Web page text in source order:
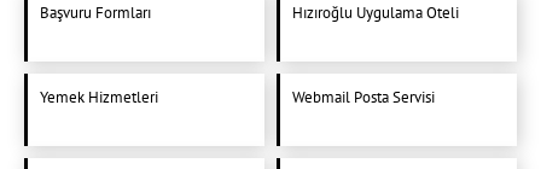
Başvuru Formları Hızıroğlu Uygulama Oteli
Yemek Hizmetleri Webmail Posta Servisi